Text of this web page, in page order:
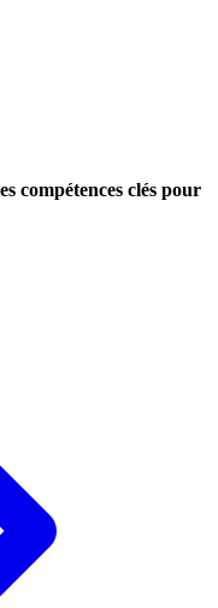
compétences clés pour